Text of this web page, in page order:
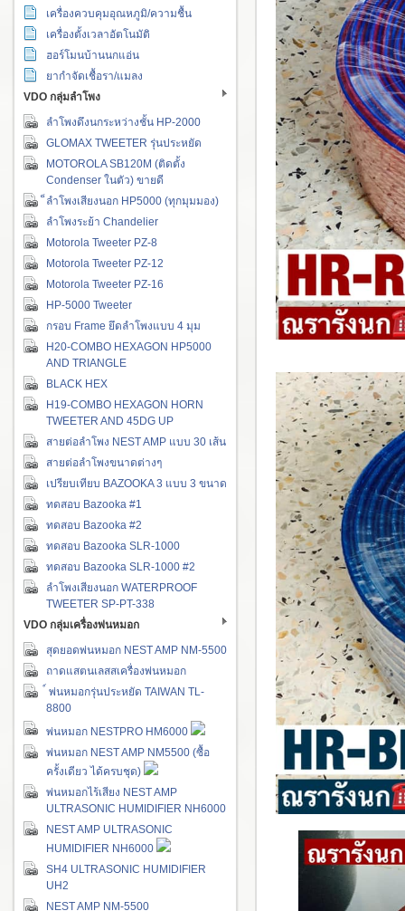
เครื่องควบคุมอุณหภูมิ/ความชื้น
เครื่องตั้งเวลาอัตโนมัติ
ฮอร์โมนบ้านนกแอ่น
ยากำจัดเชื้อรา/แมลง
VDO กลุ่มลำโพง
ลำโพงดึงนกระหว่างชั้น HP-2000
GLOMAX TWEETER รุ่นประหยัด
MOTOROLA SB120M (ติดตั้ง
Condenser ในตัว) ขายดี
็ลำโพงเสียงนอก HP5000 (ทุกมุมมอง)
ลำโพงระย้า Chandelier
Motorola Tweeter PZ-8
Motorola Tweeter PZ-12
Motorola Tweeter PZ-16
HP-5000 Tweeter
กรอบ Frame ยึดลำโพงแบบ 4 มุม
H20-COMBO HEXAGON HP5000
AND TRIANGLE
BLACK HEX
H19-COMBO HEXAGON HORN
TWEETER AND 45DG UP
สายต่อลำโพง NEST AMP แบบ 30 เส้น
สายต่อลำโพงขนาดต่างๆ
เปรียบเทียบ BAZOOKA 3 แบบ 3 ขนาด
ทดสอบ Bazooka #1
ทดสอบ Bazooka #2
ทดสอบ Bazooka SLR-1000
ทดสอบ Bazooka SLR-1000 #2
ลำโพงเสียงนอก WATERPROOF
TWEETER SP-PT-338
VDO กลุ่มเครื่องพ่นหมอก
สุดยอดพ่นหมอก NEST AMP NM-5500
ถาดแสตนเลสสเครื่องพ่นหมอก
์ พ่นหมอกรุ่นประหยัด TAIWAN TL-
8800
พ่นหมอก NESTPRO HM6000
พ่นหมอก NEST AMP NM5500 (ซื้อ
ครั้งเดียว ได้ครบชุด)
พ่นหมอกไร้เสียง NEST AMP
ULTRASONIC HUMIDIFIER NH6000
NEST AMP ULTRASONIC
HUMIDIFIER NH6000
SH4 ULTRASONIC HUMIDIFIER
UH2
NEST AMP NM-5500